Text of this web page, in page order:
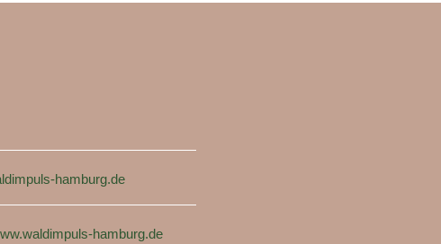
hamburg.de
hamburg.de